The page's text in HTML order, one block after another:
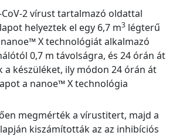
CoV-2 vírust tartalmazó oldattal
helyeztek el egy 6,7 m3 légterű
X technológiát alkalmazó
0,7 m távolságra, és 24 órán át
készüléket, ily módon 24 órán át
a nanoe™ X technológia
megmérték a vírustitert, majd a
kiszámították az az inhibíciós